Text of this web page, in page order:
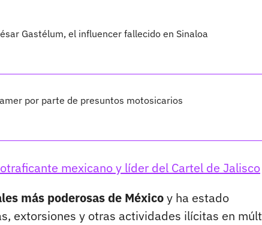
Gastélum, el influencer fallecido en Sinaloa
por parte de presuntos motosicarios
mexicano y líder del Cartel de Jalisco
más poderosas de Méxicoy ha estado
extorsiones y otras actividades ilícitas en